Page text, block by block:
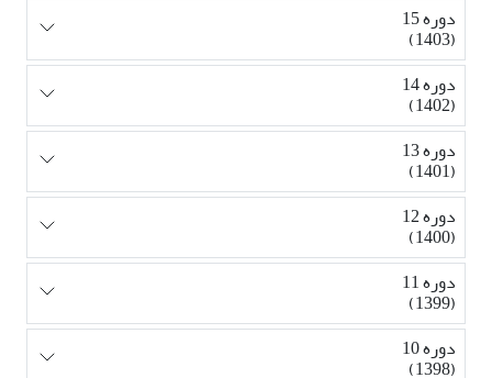
دوره 15
(1403)
دوره 14
(1402)
دوره 13
(1401)
دوره 12
(1400)
دوره 11
(1399)
دوره 10
(1398)